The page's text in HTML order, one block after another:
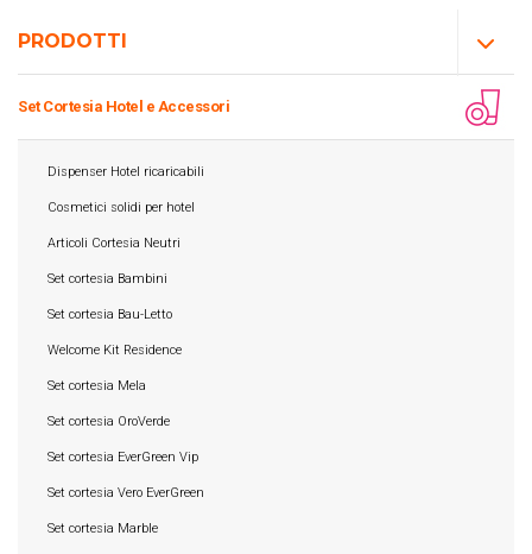
PRODOTTI
Set Cortesia Hotel e Accessori
Dispenser Hotel ricaricabili
Cosmetici solidi per hotel
Articoli Cortesia Neutri
Set cortesia Bambini
Set cortesia Bau-Letto
Welcome Kit Residence
Set cortesia Mela
Set cortesia OroVerde
Set cortesia EverGreen Vip
Set cortesia Vero EverGreen
Set cortesia Marble